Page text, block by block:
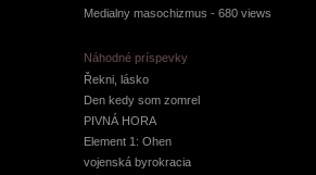
Medialny masochizmus - 680 views
Náhodné príspevky
Řekni, lásko
Den kedy som zomrel
PIVNÁ HORA
Element 1: Ohen
vojenská byrokracia